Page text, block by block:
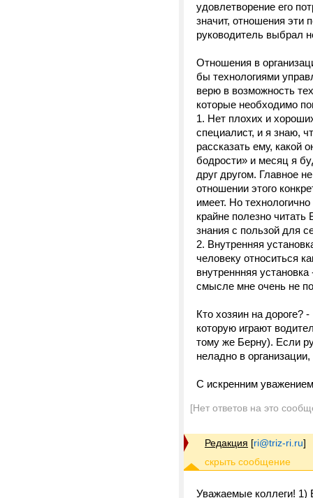
удовлетворение его
значит, отношения эти
руководитель выбрал
Отношения в
бы технологиями
верю в возможность
которые необходимо
1. Нет плохих и
специалист, и я знаю,
рассказать ему, какой
бодрости» и месяц я
друг другом. Главное
отношении этого
имеет. Но
крайне полезно
знания с пользой для
2. Внутренняя
человеку относиться
внутреннняя
смысле мне очень не
Кто хозяин на
которую играют
тому же Берну). Если
неладно в
С искренним
[Нет ответов на это
Редакция [ri@triz-ri.ru]
Уважаемые коллеги! 1)